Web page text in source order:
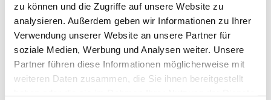
zu können und die Zugriffe auf unsere Website zu
analysieren. Außerdem geben wir Informationen zu Ihrer
Verwendung unserer Website an unsere Partner für
soziale Medien, Werbung und Analysen weiter. Unsere
Partner führen diese Informationen möglicherweise mit
weiteren Daten zusammen, die Sie ihnen bereitgestellt
Die Gemeinde am Abdinghof und die Diakonie
Paderborn-Höxter e.V. laden herzlich ein in das
Café Abdinghof – ein gemeinsamer Ort der
Begegnung, der sich insbesondere an ältere
Menschen richtet, aber allen Bürgerinnen und
Bürgern offensteht.